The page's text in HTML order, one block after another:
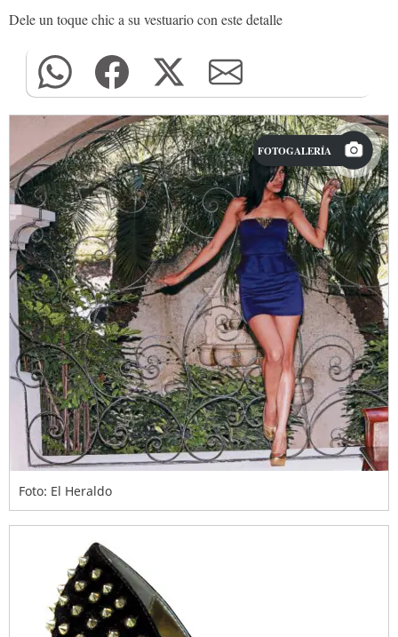
Dele un toque chic a su vestuario con este detalle
FOTOGALERÍA
Foto: El Heraldo